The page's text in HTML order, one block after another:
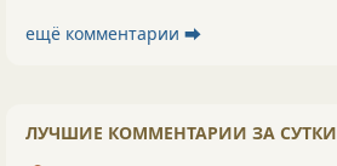
ещё комментарии ⮕
ЛУЧШИЕ КОММЕНТАРИИ ЗА СУТКИ